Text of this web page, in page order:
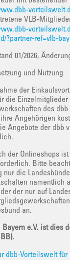
VLB-
?partner-ref=vlb-
01/2026,
und Nutzung
der
die Einzelmitglieder
des dbb
Angehörigen
Angebote der dbb
der Onlineshops ist
Bitte
nur die
namentlich
der nur auf
an.
Bayern e.V. ist dies
dbb-Vorteilswelt für